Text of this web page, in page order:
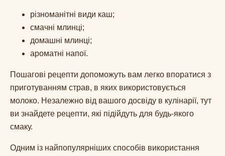
різноманітні види каш;
смачні млинці;
домашні млинці;
ароматні напої.
Пошагові рецепти допоможуть вам легко впоратися з
приготуванням страв, в яких використовується
молоко. Незалежно від вашого досвіду в кулінарії, тут
ви знайдете рецепти, які підійдуть для будь-якого
смаку.
Одним із найпопулярніших способів використання